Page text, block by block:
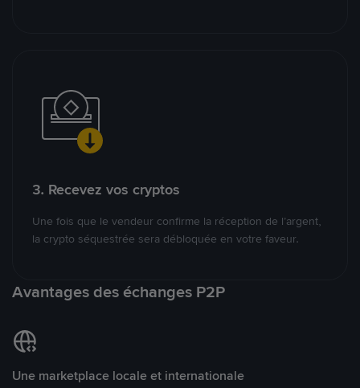
3. Recevez vos cryptos
Une fois que le vendeur confirme la réception de l’argent,
la crypto séquestrée sera débloquée en votre faveur.
Avantages des échanges P2P
Une marketplace locale et internationale